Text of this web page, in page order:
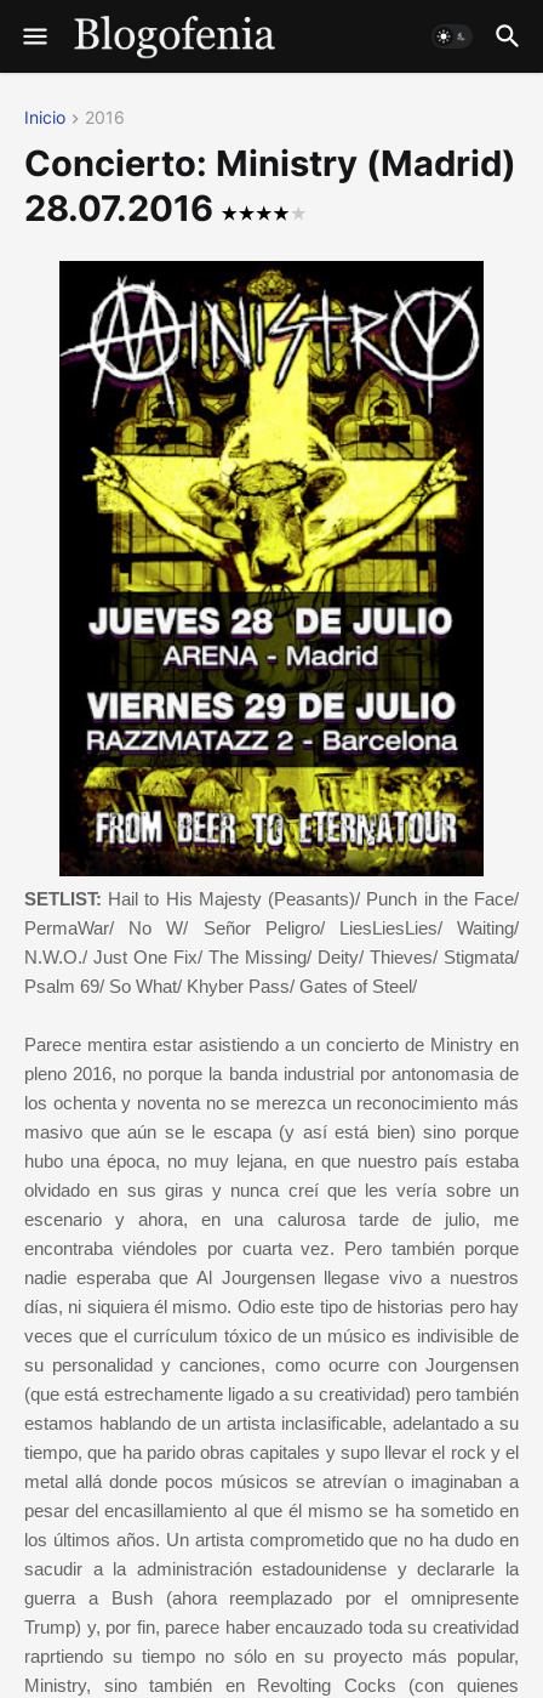
Inicio 2016
Concierto: Ministry (Madrid)
28.07.2016
SETLIST: Hail to His Majesty (Peasants)/ Punch in the Face/
PermaWar/ No W/ Señor Peligro/ LiesLiesLies/ Waiting/
N.W.O./ Just One Fix/ The Missing/ Deity/ Thieves/ Stigmata/
Psalm 69/ So What/ Khyber Pass/ Gates of Steel/
Parece mentira estar asistiendo a un concierto de Ministry en
pleno 2016, no porque la banda industrial por antonomasia de
los ochenta y noventa no se merezca un reconocimiento más
masivo que aún se le escapa (y así está bien) sino porque
hubo una época, no muy lejana, en que nuestro país estaba
olvidado en sus giras y nunca creí que les vería sobre un
escenario y ahora, en una calurosa tarde de julio, me
encontraba viéndoles por cuarta vez. Pero también porque
nadie esperaba que Al Jourgensen llegase vivo a nuestros
días, ni siquiera él mismo. Odio este tipo de historias pero hay
veces que el currículum tóxico de un músico es indivisible de
su personalidad y canciones, como ocurre con Jourgensen
(que está estrechamente ligado a su creatividad) pero también
estamos hablando de un artista inclasificable, adelantado a su
tiempo, que ha parido obras capitales y supo llevar el rock y el
metal allá donde pocos músicos se atrevían o imaginaban a
pesar del encasillamiento al que él mismo se ha sometido en
los últimos años. Un artista comprometido que no ha dudo en
sacudir a la administración estadounidense y declararle la
guerra a Bush (ahora reemplazado por el omnipresente
Trump) y, por fin, parece haber encauzado toda su creatividad
raprtiendo su tiempo no sólo en su proyecto más popular,
Ministry, sino también en Revolting Cocks (con quienes